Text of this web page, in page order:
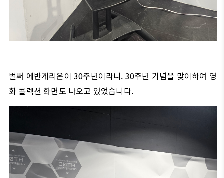
벌써 에반게리온이 30주년이라니. 30주년 기념을 맞이하여 영
화 콜렉션 화면도 나오고 있었습니다.